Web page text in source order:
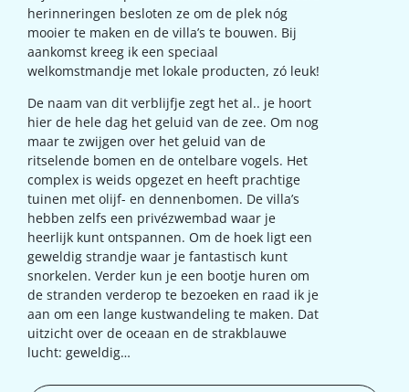
herinneringen besloten ze om de plek nóg
mooier te maken en de villa’s te bouwen. Bij
aankomst kreeg ik een speciaal
welkomstmandje met lokale producten, zó leuk!
De naam van dit verblijfje zegt het al.. je hoort
hier de hele dag het geluid van de zee. Om nog
maar te zwijgen over het geluid van de
ritselende bomen en de ontelbare vogels. Het
complex is weids opgezet en heeft prachtige
tuinen met olijf- en dennenbomen. De villa’s
hebben zelfs een privézwembad waar je
heerlijk kunt ontspannen. Om de hoek ligt een
geweldig strandje waar je fantastisch kunt
snorkelen. Verder kun je een bootje huren om
de stranden verderop te bezoeken en raad ik je
aan om een lange kustwandeling te maken. Dat
uitzicht over de oceaan en de strakblauwe
lucht: geweldig…